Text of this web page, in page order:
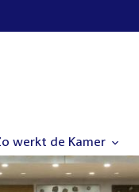
werkt de Kamer